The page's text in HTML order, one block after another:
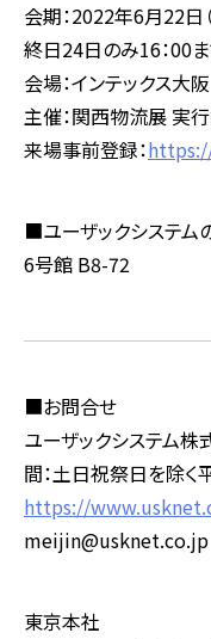
会期：2022年6月22日
終日24日のみ16：00ま
会場：インテックス大阪
主催：関西物流展 実
来場事前登録：
■ユーザックシステム
6号館 B8-72
■お問合せ
ユーザックシステム
間：土日祝祭日を除く
https://
meijin@usknet.co.jp
東京本社